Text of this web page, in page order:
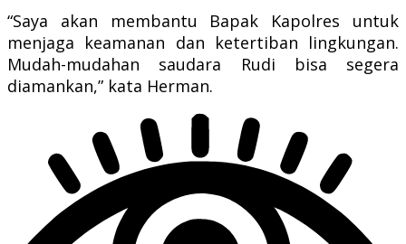
“Saya akan membantu Bapak Kapolres untuk
menjaga keamanan dan ketertiban lingkungan.
Mudah-mudahan saudara Rudi bisa segera
diamankan,” kata Herman.